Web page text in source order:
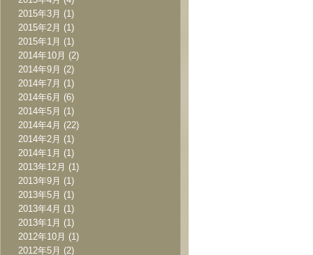
2015年3月 (1)
2015年2月 (1)
2015年1月 (1)
2014年10月 (2)
2014年9月 (2)
2014年7月 (1)
2014年6月 (6)
2014年5月 (1)
2014年4月 (22)
2014年2月 (1)
2014年1月 (1)
2013年12月 (1)
2013年9月 (1)
2013年5月 (1)
2013年4月 (1)
2013年1月 (1)
2012年10月 (1)
2012年5月 (2)